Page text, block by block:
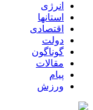
انرژی
استانها
اقتصادی
دولت
گوناگون
مقالات
پیام
ورزش